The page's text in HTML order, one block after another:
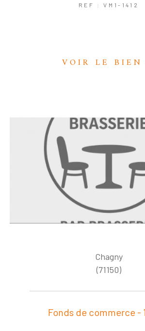
REF : VM1-1412
VOIR LE BIEN
Chagny
(71150)
Fonds de commerce -